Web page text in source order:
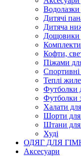
Водолазки
Дитячі
Дитяча
Дощовики
Кофти,
Піжами
Теплі
Футболки
Футболки
Халати
Шорти для
Штани для
Худі
ОДЯГ ДЛЯ
Аксесуари